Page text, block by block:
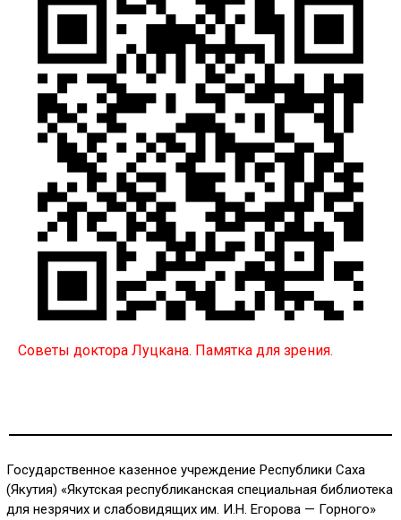
Советы доктора Луцкана. Памятка для зрения.
Государственное казенное учреждение Республики Саха
(Якутия) «Якутская республиканская специальная библиотека
для незрячих и слабовидящих им. И.Н. Егорова — Горного»